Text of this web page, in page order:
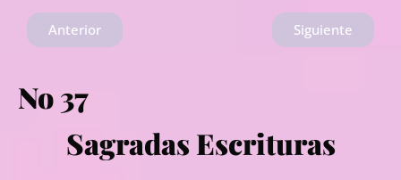
Anterior Siguiente
No 37
Sagradas Escrituras